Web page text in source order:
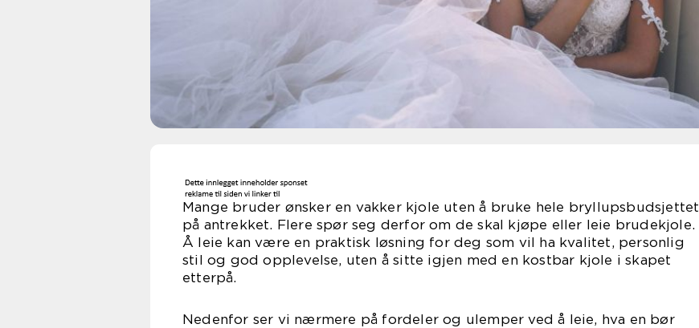
Mange bruder ønsker en vakker kjole uten å bruke hele bryllupsbudsjettet
på antrekket. Flere spør seg derfor om de skal kjøpe eller leie brudekjole.
Å leie kan være en praktisk løsning for deg som vil ha kvalitet, personlig
stil og god opplevelse, uten å sitte igjen med en kostbar kjole i skapet
etterpå.
Nedenfor ser vi nærmere på fordeler og ulemper ved å leie, hva en bør